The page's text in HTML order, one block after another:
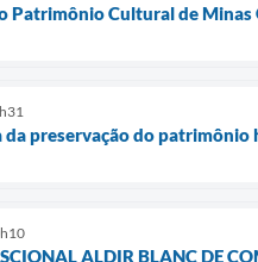
Patrimônio Cultural de Minas
preservação do patrimônio
ALDIR BLANC DE